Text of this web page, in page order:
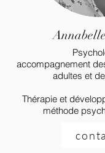
accompagnement
adultes et
Thérapie et
méthode